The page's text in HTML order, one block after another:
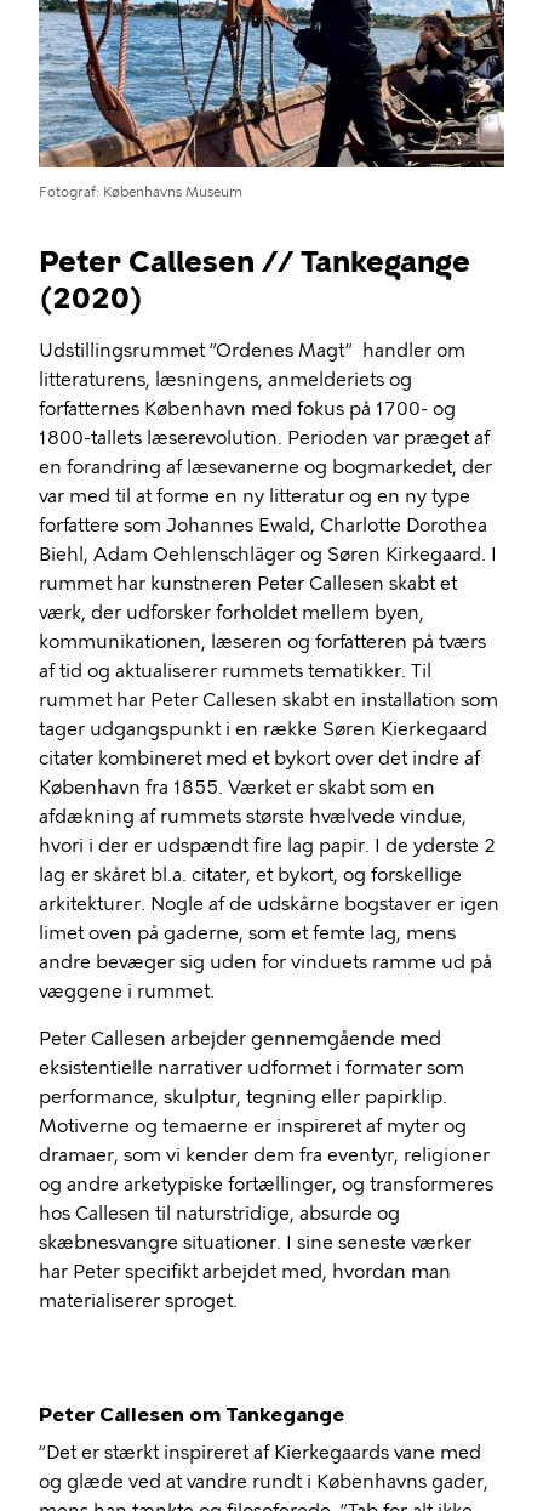
Fotograf Københavns Museum
Peter Callesen // Tankegange
(2020)
Udstillingsrummet ”Ordenes Magt” handler om
litteraturens, læsningens, anmelderiets og
forfatternes København med fokus på 1700- og
1800-tallets læserevolution. Perioden var præget af
en forandring af læsevanerne og bogmarkedet, der
var med til at forme en ny litteratur og en ny type
forfattere som Johannes Ewald, Charlotte Dorothea
Biehl, Adam Oehlenschläger og Søren Kirkegaard. I
rummet har kunstneren Peter Callesen skabt et
værk, der udforsker forholdet mellem byen,
kommunikationen, læseren og forfatteren på tværs
af tid og aktualiserer rummets tematikker. Til
rummet har Peter Callesen skabt en installation som
tager udgangspunkt i en række Søren Kierkegaard
citater kombineret med et bykort over det indre af
København fra 1855. Værket er skabt som en
afdækning af rummets største hvælvede vindue,
hvori i der er udspændt fire lag papir. I de yderste 2
lag er skåret bl.a. citater, et bykort, og forskellige
arkitekturer. Nogle af de udskårne bogstaver er igen
limet oven på gaderne, som et femte lag, mens
andre bevæger sig uden for vinduets ramme ud på
væggene i rummet.
Peter Callesen arbejder gennemgående med
eksistentielle narrativer udformet i formater som
performance, skulptur, tegning eller papirklip.
Motiverne og temaerne er inspireret af myter og
dramaer, som vi kender dem fra eventyr, religioner
og andre arketypiske fortællinger, og transformeres
hos Callesen til naturstridige, absurde og
skæbnesvangre situationer. I sine seneste værker
har Peter specifikt arbejdet med, hvordan man
materialiserer sproget.
Peter Callesen om Tankegange
”Det er stærkt inspireret af Kierkegaards vane med
og glæde ved at vandre rundt i Københavns gader,